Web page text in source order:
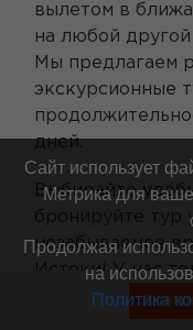
вылетом в
на любой
Мы предлагаем
экскурсионные
дней.
Выбирайте
бронируйте тур
незабываемое
Истоки! У нас
о наших турах и
обслуживания.
Сайт использует
Метрика для
Продолжая
на
Политика